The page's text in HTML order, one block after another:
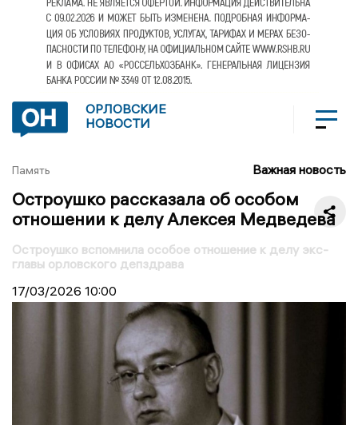
ОРЛОВСКИЕ
НОВОСТИ
Память Важная новость
Остроушко рассказала об особом
отношении к делу Алексея Медведева
Остроушко вспомнила особое отношение к делу экс-
главы орловского депздрава
17/03/2026 10:00